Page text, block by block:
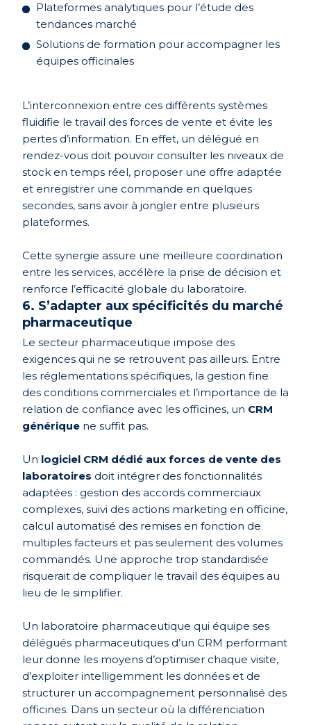
Plateformes analytiques pour l’étude des
tendances marché
Solutions de formation pour accompagner les
équipes officinales
L’interconnexion entre ces différents systèmes
fluidifie le travail des forces de vente et évite les
pertes d’information. En effet, un délégué en
rendez-vous doit pouvoir consulter les niveaux de
stock en temps réel, proposer une offre adaptée
et enregistrer une commande en quelques
secondes, sans avoir à jongler entre plusieurs
plateformes.
Cette synergie assure une meilleure coordination
entre les services, accélère la prise de décision et
renforce l’efficacité globale du laboratoire.
6. S’adapter aux spécificités du marché
pharmaceutique
Le secteur pharmaceutique impose des
exigences qui ne se retrouvent pas ailleurs. Entre
les réglementations spécifiques, la gestion fine
des conditions commerciales et l’importance de la
relation de confiance avec les officines, un CRM
générique ne suffit pas.
Un logiciel CRM dédié aux forces de vente des
laboratoires doit intégrer des fonctionnalités
adaptées : gestion des accords commerciaux
complexes, suivi des actions marketing en officine,
calcul automatisé des remises en fonction de
multiples facteurs et pas seulement des volumes
commandés. Une approche trop standardisée
risquerait de compliquer le travail des équipes au
lieu de le simplifier.
Un laboratoire pharmaceutique qui équipe ses
délégués pharmaceutiques d’un CRM performant
leur donne les moyens d’optimiser chaque visite,
d’exploiter intelligemment les données et de
structurer un accompagnement personnalisé des
officines. Dans un secteur où la différenciation